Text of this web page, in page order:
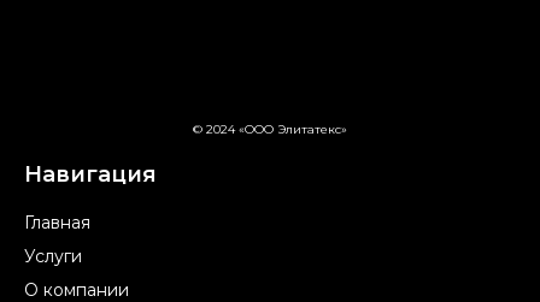
© 2024 «ООО Элитатекс»
Навигация
Главная
Услуги
О компании